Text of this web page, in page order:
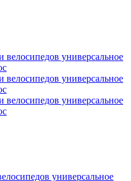
универсальное